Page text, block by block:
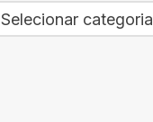
Selecionar categoria